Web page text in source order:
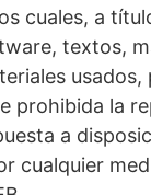
cuales, a
textos,
prohibida la
a
cualquier